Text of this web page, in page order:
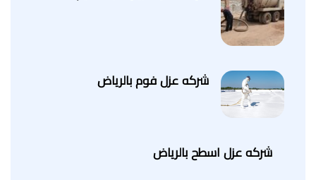
شركه عزل فوم بالرياض
شركه عزل اسطح بالرياض